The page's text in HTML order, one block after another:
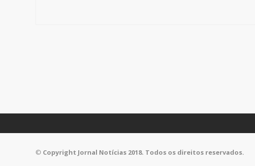
© Copyright Jornal Notícias 2018. Todos os direitos reservados.